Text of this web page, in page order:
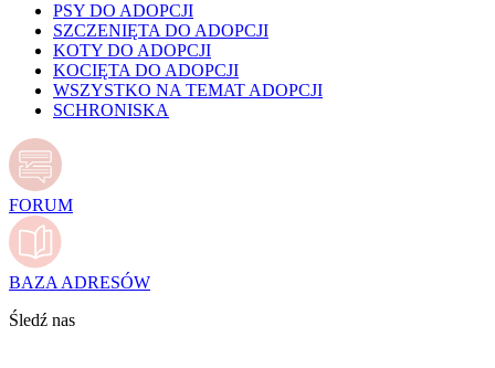
PSY DO ADOPCJI
SZCZENIĘTA DO ADOPCJI
KOTY DO ADOPCJI
KOCIĘTA DO ADOPCJI
WSZYSTKO NA TEMAT ADOPCJI
SCHRONISKA
FORUM
BAZA ADRESÓW
Śledź nas